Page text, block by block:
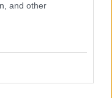
and other
ma?